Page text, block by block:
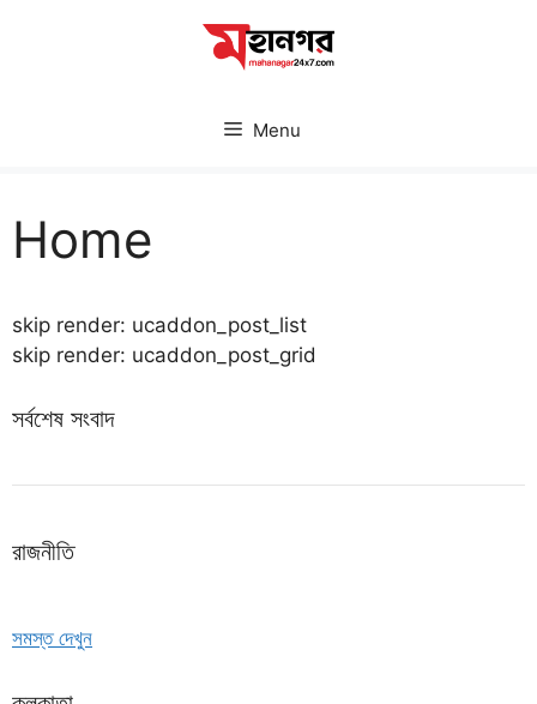
Menu
Home
skip render: ucaddon_post_list
skip render: ucaddon_post_grid
সর্বশেষ সংবাদ
রাজনীতি
সমস্ত দেখুন